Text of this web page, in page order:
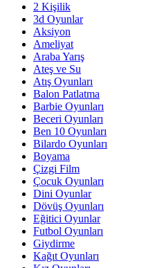
2 Kişilik
3d Oyunlar
Aksiyon
Ameliyat
Araba Yarış
Ateş ve Su
Atış Oyunları
Balon Patlatma
Barbie Oyunları
Beceri Oyunları
Ben 10 Oyunları
Bilardo Oyunları
Boyama
Çizgi Film
Çocuk Oyunları
Dini Oyunlar
Dövüş Oyunları
Eğitici Oyunlar
Futbol Oyunları
Giydirme
Kağıt Oyunları